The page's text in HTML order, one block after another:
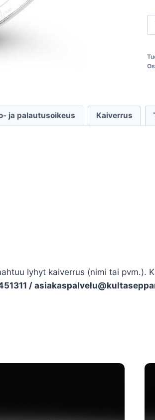
ja palautusoikeus Kaiverrus
lyhyt kaiverrus (nimi tai pvm.).
/